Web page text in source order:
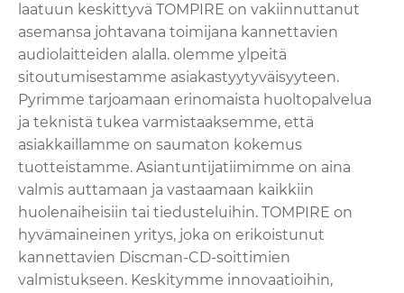
laatuun keskittyvä TOMPIRE on vakiinnuttanut
asemansa johtavana toimijana kannettavien
audiolaitteiden alalla. olemme ylpeitä
sitoutumisestamme asiakastyytyväisyyteen.
Pyrimme tarjoamaan erinomaista huoltopalvelua
ja teknistä tukea varmistaaksemme, että
asiakkaillamme on saumaton kokemus
tuotteistamme. Asiantuntijatiimimme on aina
valmis auttamaan ja vastaamaan kaikkiin
huolenaiheisiin tai tiedusteluihin. TOMPIRE on
hyvämaineinen yritys, joka on erikoistunut
kannettavien Discman-CD-soittimien
valmistukseen. Keskitymme innovaatioihin,